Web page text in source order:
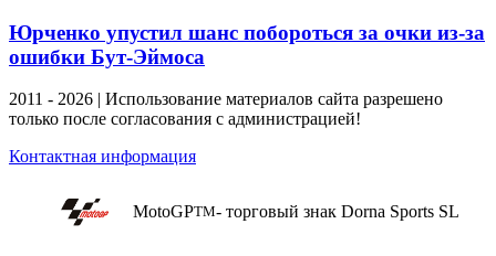
Юрченко упустил шанс побороться за очки из-за
ошибки Бут-Эймоса
2011 - 2026 | Использование материалов сайта разрешено
только после согласования с администрацией!
Контактная информация
MotoGPTM- торговый знак Dorna Sports SL